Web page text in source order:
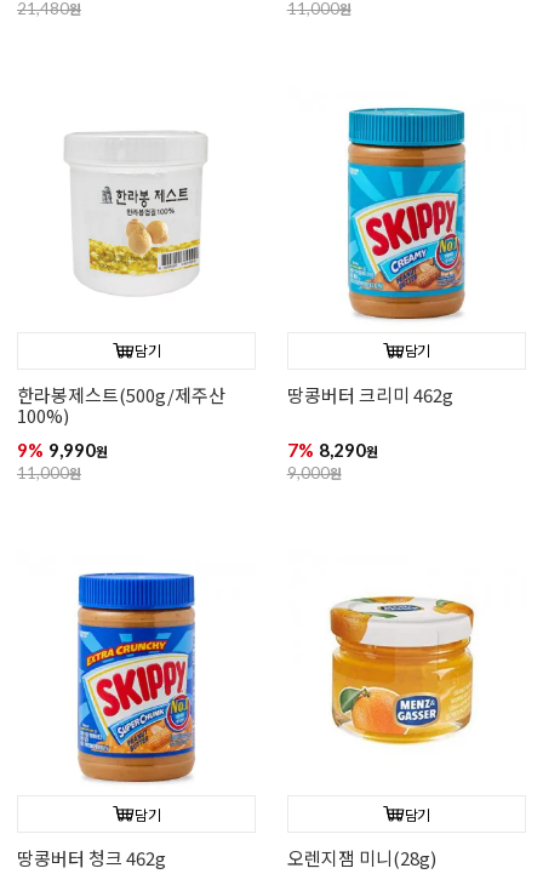
21,480원 11,000원
담기
한라봉제스트(500g/제주산
100%)
9% 9,990원
11,000원
담기
땅콩버터 크리미 462g
7% 8,290원
9,000원
담기
땅콩버터 청크 462g
담기
오렌지잼 미니(28g)